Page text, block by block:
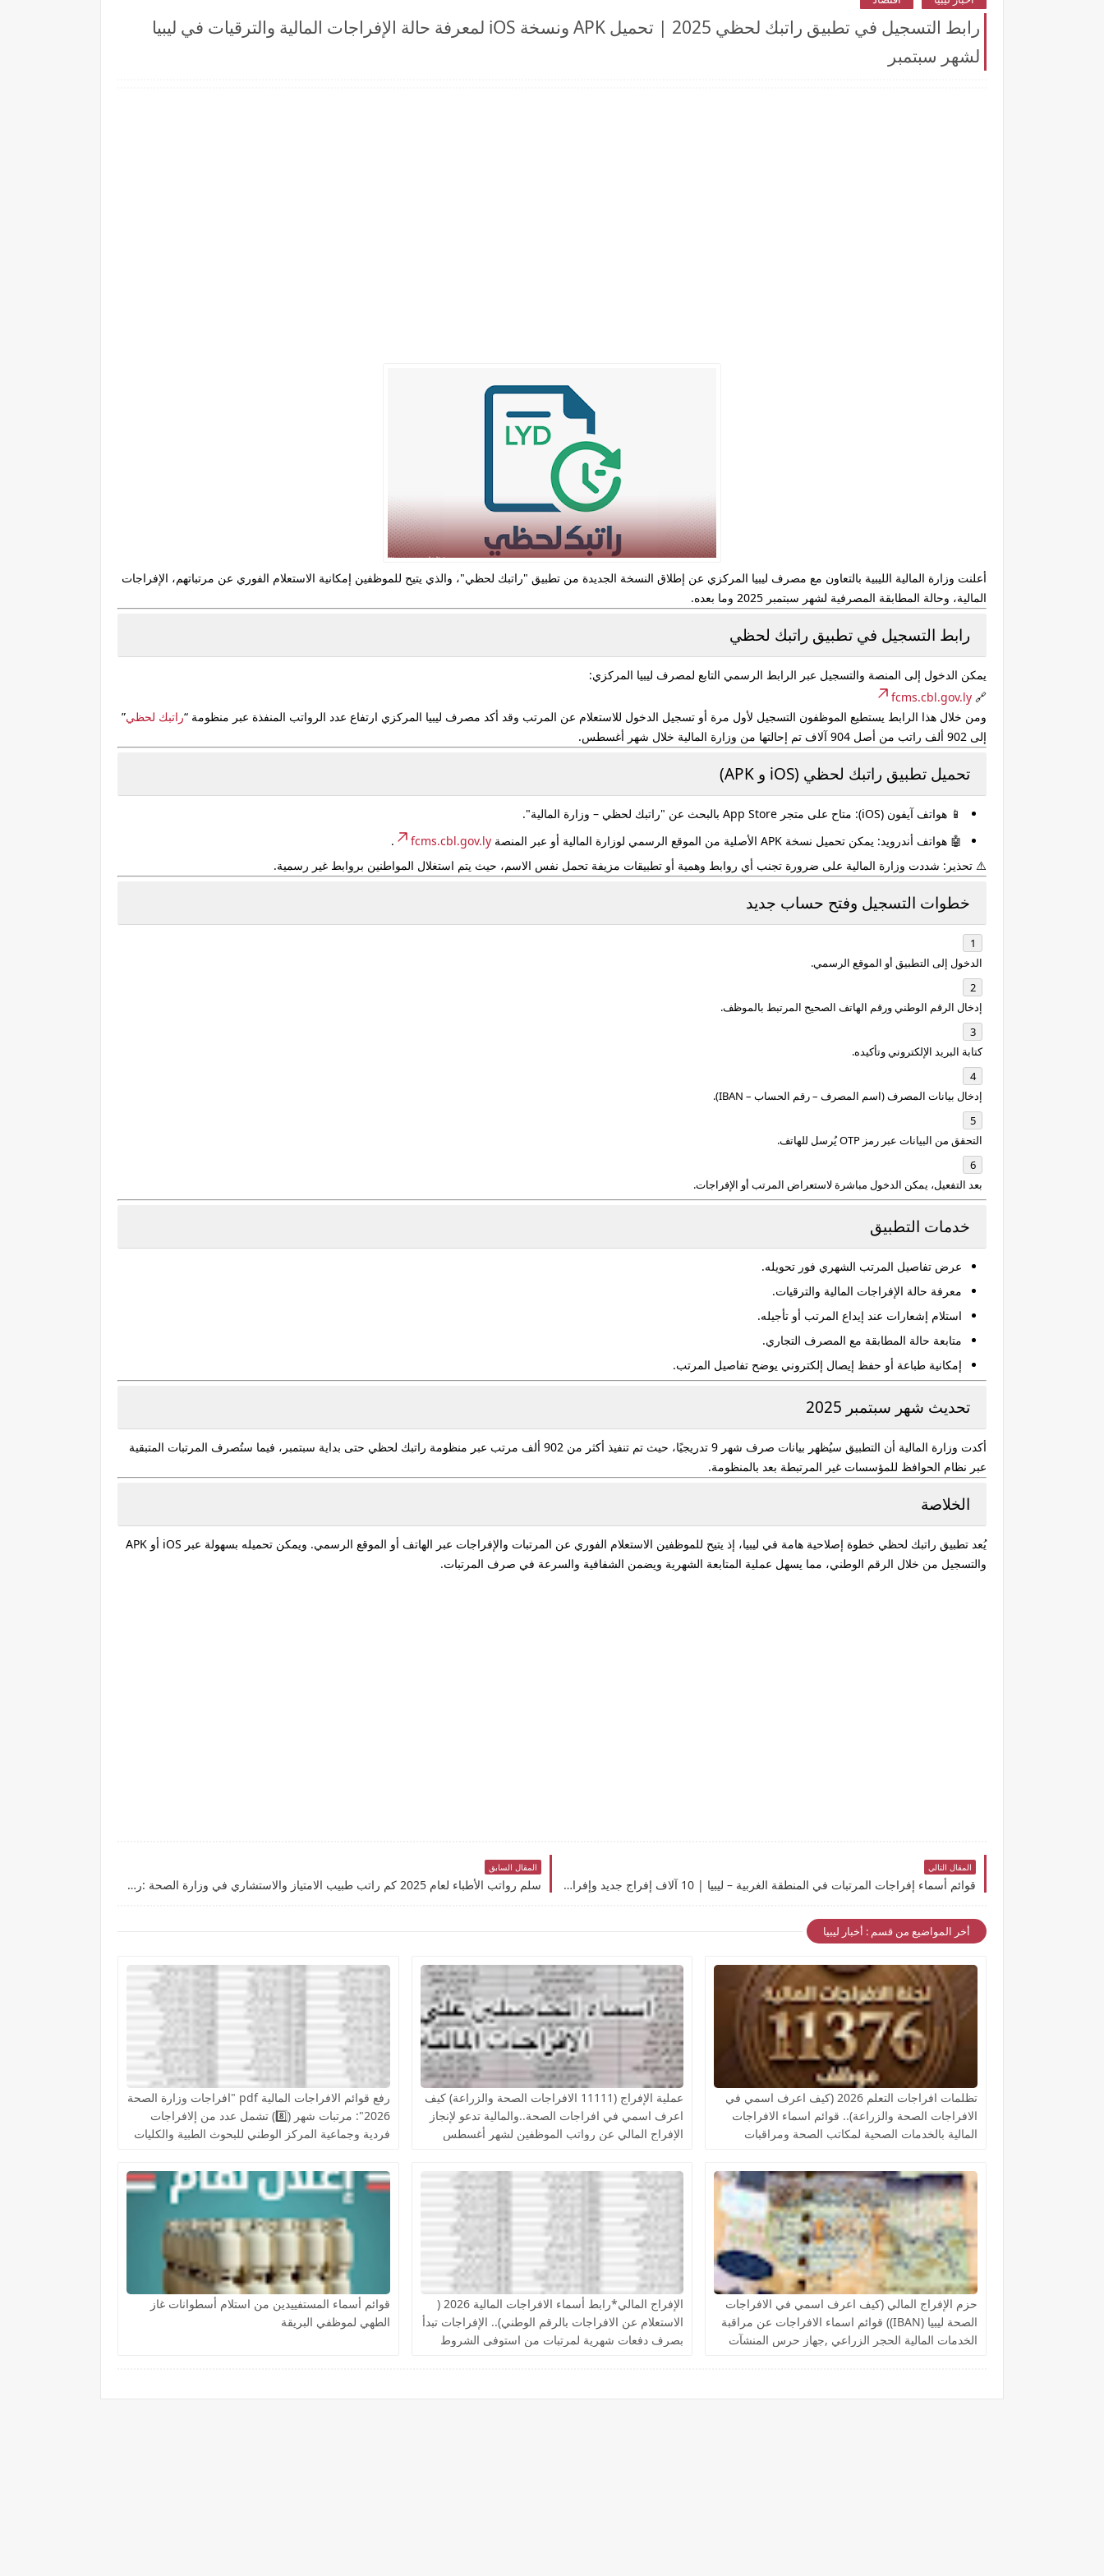
رابط التسجيل في تطبيق راتبك لحظي 2025 | تحميل APK ونسخة iOS لمعرفة حالة الإفراجات المالية والترقيات في ليبيا
لشهر سبتمبر
أعلنت وزارة المالية الليبية بالتعاون مع مصرف ليبيا المركزي عن إطلاق النسخة الجديدة من تطبيق "راتبك لحظي"، والذي يتيح للموظفين إمكانية الاستعلام الفوري عن مرتباتهم، الإفراجات
المالية، وحالة المطابقة المصرفية لشهر سبتمبر 2025 وما بعده.
رابط التسجيل في تطبيق راتبك لحظي
يمكن الدخول إلى المنصة والتسجيل عبر الرابط الرسمي التابع لمصرف ليبيا المركزي:
🔗
fcms.cbl.gov.ly
ومن خلال هذا الرابط يستطيع الموظفون التسجيل لأول مرة أو تسجيل الدخول للاستعلام عن المرتب وقد أكد مصرف ليبيا المركزي ارتفاع عدد الرواتب المنفذة عبر منظومة “راتبك لحظي”
إلى 902 ألف راتب من أصل 904 آلاف تم إحالتها من وزارة المالية خلال شهر أغسطس.
تحميل تطبيق راتبك لحظي (iOS و APK)
📱 هواتف آيفون (iOS): متاح على متجر App Store بالبحث عن "راتبك لحظي – وزارة المالية".
🤖 هواتف أندرويد: يمكن تحميل نسخة APK الأصلية من الموقع الرسمي لوزارة المالية أو عبر المنصة fcms.cbl.gov.ly
.
⚠️ تحذير: شددت وزارة المالية على ضرورة تجنب أي روابط وهمية أو تطبيقات مزيفة تحمل نفس الاسم، حيث يتم استغلال المواطنين بروابط غير رسمية.
خطوات التسجيل وفتح حساب جديد
الدخول إلى التطبيق أو الموقع الرسمي.
إدخال الرقم الوطنيورقم الهاتف الصحيح المرتبط بالموظف.
كتابة البريد الإلكتروني وتأكيده.
إدخال بيانات المصرف (اسم المصرف – رقم الحساب – IBAN).
التحقق من البيانات عبر رمز OTP يُرسل للهاتف.
بعد التفعيل، يمكن الدخول مباشرة لاستعراض المرتب أو الإفراجات.
خدمات التطبيق
عرض تفاصيل المرتب الشهري فور تحويله.
معرفة حالة الإفراجات المالية والترقيات.
استلام إشعارات عند إيداع المرتب أو تأجيله.
متابعة حالة المطابقة مع المصرف التجاري.
إمكانية طباعة أو حفظ إيصال إلكتروني يوضح تفاصيل المرتب.
تحديث شهر سبتمبر 2025
أكدت وزارة المالية أن التطبيق سيُظهر بيانات صرف شهر 9 تدريجيًا، حيث تم تنفيذ أكثر من 902 ألف مرتب عبر منظومة راتبك لحظي
حتى بداية سبتمبر، فيما ستُصرف المرتبات المتبقية
عبر نظام الحوافظ للمؤسسات غير المرتبطة بعد بالمنظومة.
الخلاصة
يُعد تطبيق راتبك لحظي خطوة إصلاحية هامة في ليبيا، إذ يتيح للموظفين الاستعلام الفوري عن المرتبات والإفراجات عبر الهاتف أو الموقع الرسمي. ويمكن تحميله بسهولة عبر iOS أو APK
والتسجيل من خلال الرقم الوطني، مما يسهل عملية المتابعة الشهرية ويضمن الشفافية والسرعة في صرف المرتبات.
المقال التالي
قوائم أسماء إفراجات المرتبات في المنطقة الغربية – ليبيا | 10 آلاف إفراج جديد وإفراج بعد الإيقاف
المقال السابق
سلم رواتب الأطباء لعام 2025 كم راتب طبيب الامتياز والاستشاري في وزارة الصحة :راتب الدكتور الجراحة والأسنان و جراحة عظام والاسنان والقلب
أخر المواضيع من قسم : أخبار ليبيا
تظلمات افراجات التعلم 2026 (كيف اعرف اسمي في
الافراجات الصحة والزراعة).. قوائم اسماء الافراجات
المالية بالخدمات الصحية لمكاتب الصحة ومراقبات
عملية الإفراج (11111 الافراجات الصحة والزراعة) كيف
اعرف اسمي في افراجات الصحة..والمالية تدعو لإنجاز
الإفراج المالي عن رواتب الموظفين لشهر أغسطس
رفع قوائم الافراجات المالية pdf "افراجات وزارة الصحة
2026": مرتبات شهر (8️⃣) تشمل عدد من إلافراجات
فردية وجماعية المركز الوطني للبحوث الطبية والكليات
حزم الإفراج المالي (كيف اعرف اسمي في الافراجات
الصحة ليبيا (IBAN)) قوائم اسماء الافراجات عن مراقبة
الخدمات المالية الحجر الزراعي ,جهاز حرس المنشآت
الإفراج المالي*رابط أسماء الافراجات المالية 2026 (
الاستعلام عن الافراجات بالرقم الوطني).. الإفراجات تبدأ
بصرف دفعات شهرية لمرتبات من استوفى الشروط
قوائم أسماء المستفييدين من استلام أسطوانات غاز
الطهي لموظفي البريقة